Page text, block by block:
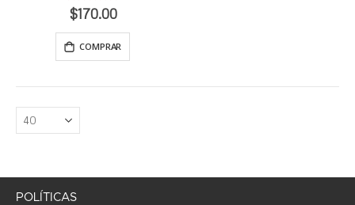
0%
$170.00
COMPRAR
POLÍTICAS